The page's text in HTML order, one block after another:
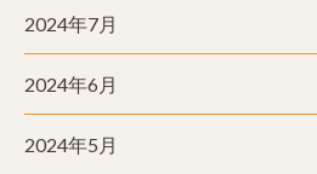
2024年7月
2024年6月
2024年5月